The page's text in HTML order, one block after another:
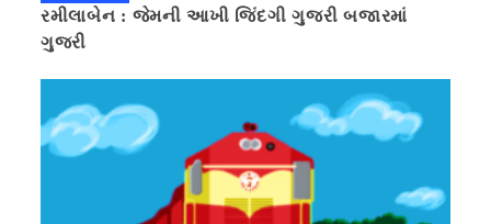
રમીલાબેન : જેમની આખી જિંદગી ગુજરી બજારમાં
ગુજરી